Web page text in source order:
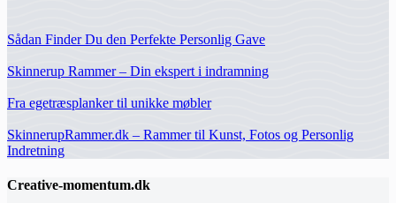
Sådan Finder Du den Perfekte Personlig Gave
Skinnerup Rammer – Din ekspert i indramning
Fra egetræsplanker til unikke møbler
SkinnerupRammer.dk – Rammer til Kunst, Fotos og Personlig
Indretning
Creative-momentum.dk